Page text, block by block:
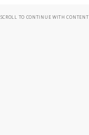
SCROLL TO CONTINUE WITH CONTENT